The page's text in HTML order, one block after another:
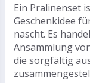
Ein Pralinenset
Geschenkidee
nascht. Es
Ansammlung
die sorgfältig